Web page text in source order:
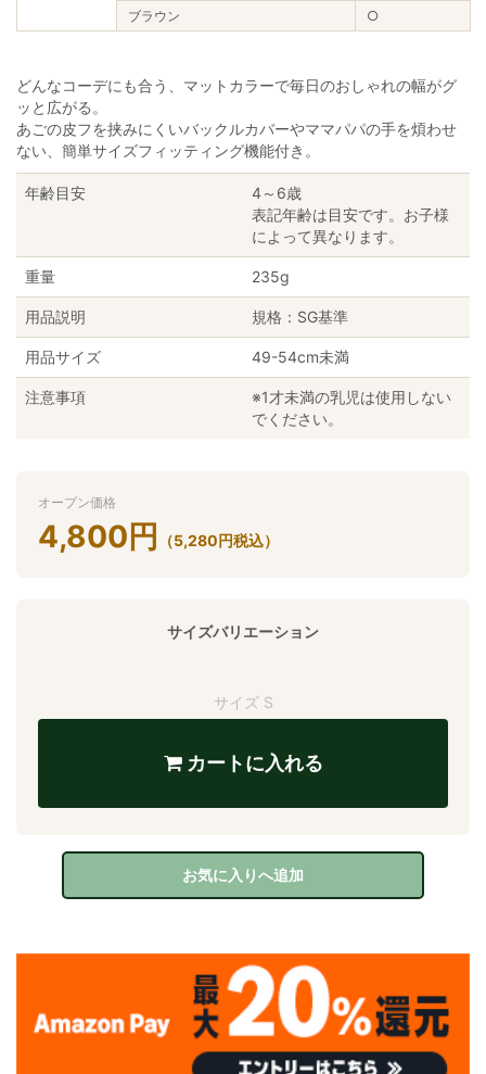
ブラウン
○
どんなコーデにも合う、マットカラーで毎日のおしゃれの幅がグ
ッと広がる。
あごの皮フを挟みにくいバックルカバーやママパパの手を煩わせ
ない、簡単サイズフィッティング機能付き。
年齢目安
4～6歳
表記年齢は目安です。お子様
によって異なります。
重量 235g
用品説明 規格：SG基準
用品サイズ 49-54cm未満
注意事項
※1才未満の乳児は使用しない
でください。
オープン価格
4,800 円 （5,280円税込）
サイズバリエーション
サイズ S
カートに入れる
お気に入りへ追加